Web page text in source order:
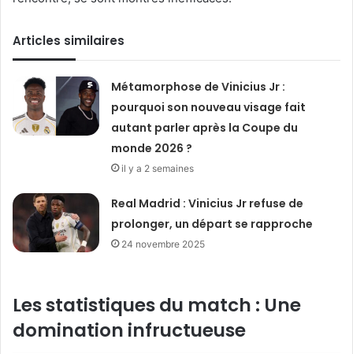
Articles similaires
Métamorphose de Vinicius Jr :
pourquoi son nouveau visage fait
autant parler après la Coupe du
monde 2026 ?
il y a 2 semaines
Real Madrid : Vinicius Jr refuse de
prolonger, un départ se rapproche
24 novembre 2025
Les statistiques du match : Une
domination infructueuse